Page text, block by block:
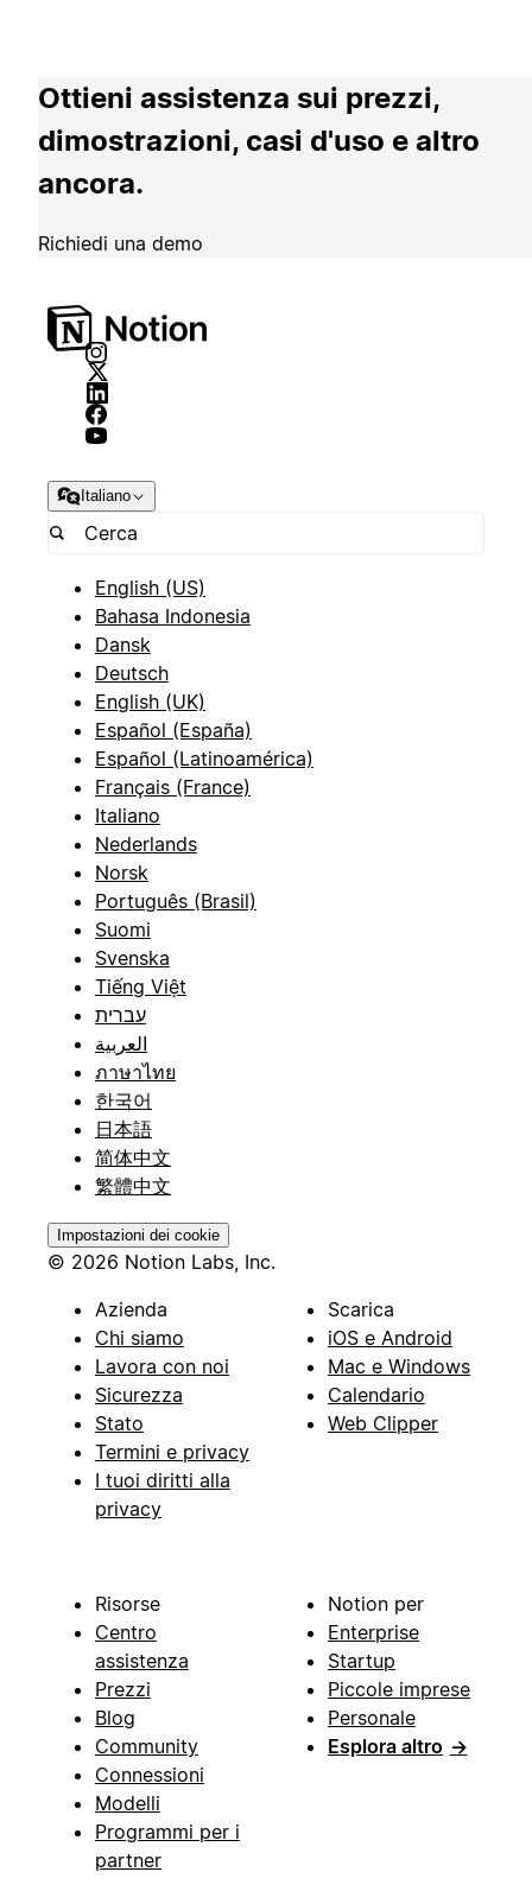
Ottieni assistenza sui prezzi,
dimostrazioni, casi d'uso e altro
ancora.
Richiedi una demo
Italiano
English (US)
Bahasa Indonesia
Dansk
Deutsch
English (UK)
Español (España)
Español (Latinoamérica)
Français (France)
Italiano
Nederlands
Norsk
Português (Brasil)
Suomi
Svenska
Tiếng Việt
עברית
العربية
ภาษาไทย
한국어
日本語
简体中文
繁體中文
Impostazioni dei cookie
© 2026 Notion Labs, Inc.
Azienda
Chi siamo
Lavora con noi
Sicurezza
Stato
Termini e privacy
I tuoi diritti alla
privacy
Scarica
iOS e Android
Mac e Windows
Calendario
Web Clipper
Risorse
Centro
assistenza
Prezzi
Blog
Community
Connessioni
Modelli
Programmi per i
partner
Notion per
Enterprise
Startup
Piccole imprese
Personale
Esplora altro →